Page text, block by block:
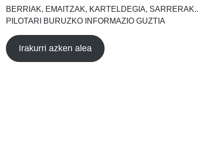
BERRIAK, EMAITZAK, KARTELDEGIA, SARRERAK..
PILOTARI BURUZKO INFORMAZIO GUZTIA
Irakurri azken alea